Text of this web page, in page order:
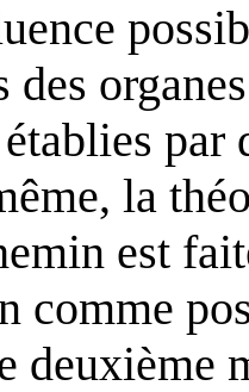
des
par
la
est
comme
deuxième